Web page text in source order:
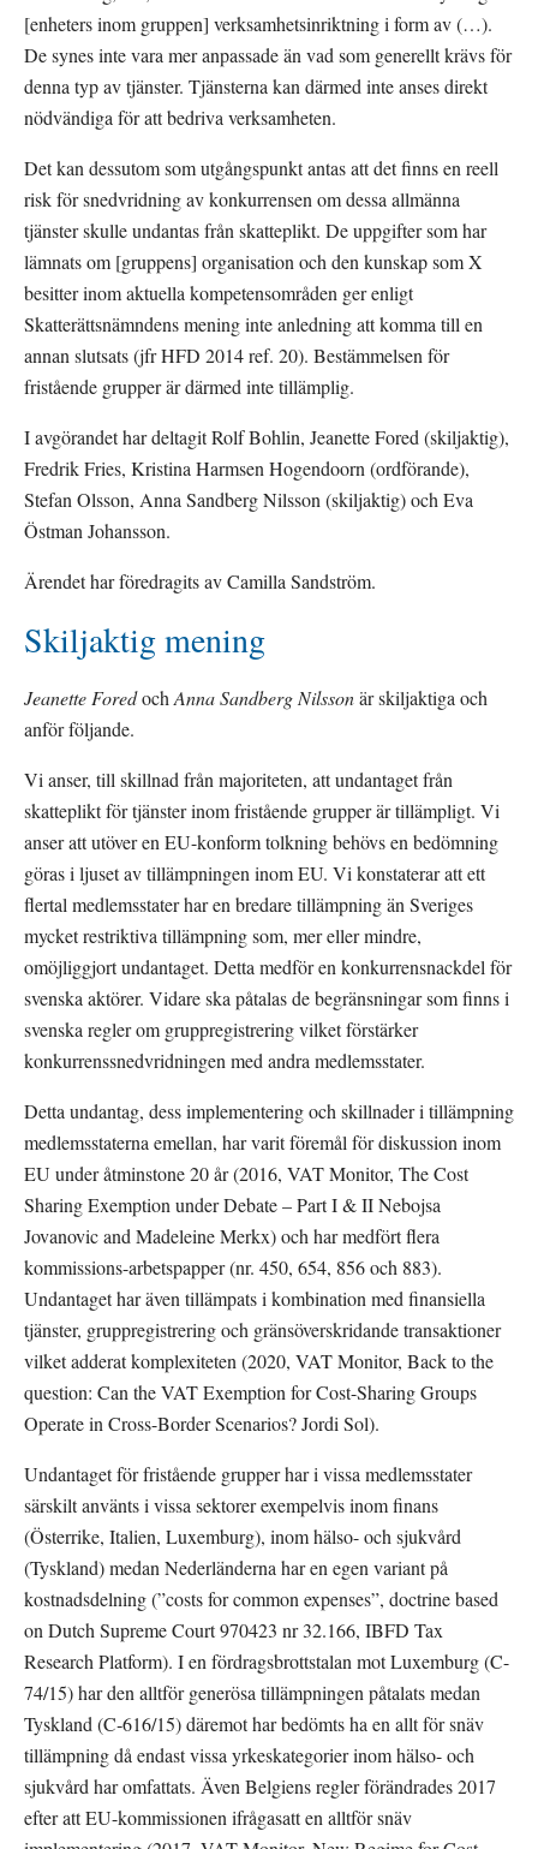
[enheters inom gruppen] verksamhetsinriktning i form av (…).
De synes inte vara mer anpassade än vad som generellt krävs för
denna typ av tjänster. Tjänsterna kan därmed inte anses direkt
nödvändiga för att bedriva verksamheten.
Det kan dessutom som utgångspunkt antas att det finns en reell
risk för snedvridning av konkurrensen om dessa allmänna
tjänster skulle undantas från skatteplikt. De uppgifter som har
lämnats om [gruppens] organisation och den kunskap som X
besitter inom aktuella kompetensområden ger enligt
Skatterättsnämndens mening inte anledning att komma till en
annan slutsats (jfr HFD 2014 ref. 20). Bestämmelsen för
fristående grupper är därmed inte tillämplig.
I avgörandet har deltagit Rolf Bohlin, Jeanette Fored (skiljaktig),
Fredrik Fries, Kristina Harmsen Hogendoorn (ordförande),
Stefan Olsson, Anna Sandberg Nilsson (skiljaktig) och Eva
Östman Johansson.
Ärendet har föredragits av Camilla Sandström.
Skiljaktig mening
Jeanette Fored och Anna Sandberg Nilsson är skiljaktiga och
anför följande.
Vi anser, till skillnad från majoriteten, att undantaget från
skatteplikt för tjänster inom fristående grupper är tillämpligt. Vi
anser att utöver en EU-konform tolkning behövs en bedömning
göras i ljuset av tillämpningen inom EU. Vi konstaterar att ett
flertal medlemsstater har en bredare tillämpning än Sveriges
mycket restriktiva tillämpning som, mer eller mindre,
omöjliggjort undantaget. Detta medför en konkurrensnackdel för
svenska aktörer. Vidare ska påtalas de begränsningar som finns i
svenska regler om gruppregistrering vilket förstärker
konkurrenssnedvridningen med andra medlemsstater.
Detta undantag, dess implementering och skillnader i tillämpning
medlemsstaterna emellan, har varit föremål för diskussion inom
EU under åtminstone 20 år (2016, VAT Monitor, The Cost
Sharing Exemption under Debate – Part I & II Nebojsa
Jovanovic and Madeleine Merkx) och har medfört flera
kommissions-arbetspapper (nr. 450, 654, 856 och 883).
Undantaget har även tillämpats i kombination med finansiella
tjänster, gruppregistrering och gränsöverskridande transaktioner
vilket adderat komplexiteten (2020, VAT Monitor, Back to the
question: Can the VAT Exemption for Cost-Sharing Groups
Operate in Cross-Border Scenarios? Jordi Sol).
Undantaget för fristående grupper har i vissa medlemsstater
särskilt använts i vissa sektorer exempelvis inom finans
(Österrike, Italien, Luxemburg), inom hälso- och sjukvård
(Tyskland) medan Nederländerna har en egen variant på
kostnadsdelning (”costs for common expenses”, doctrine based
on Dutch Supreme Court 970423 nr 32.166, IBFD Tax
Research Platform). I en fördragsbrottstalan mot Luxemburg (C-
74/15) har den alltför generösa tillämpningen påtalats medan
Tyskland (C‑616/15) däremot har bedömts ha en allt för snäv
tillämpning då endast vissa yrkeskategorier inom hälso- och
sjukvård har omfattats. Även Belgiens regler förändrades 2017
efter att EU-kommissionen ifrågasatt en alltför snäv